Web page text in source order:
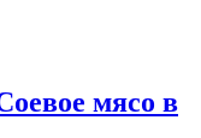
мясо в